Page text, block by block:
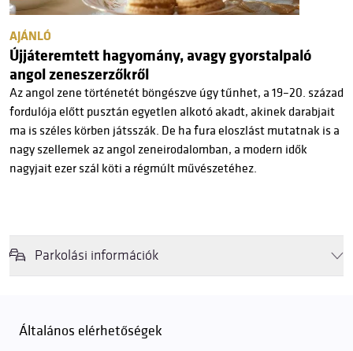
AJÁNLÓ
Újjáteremtett hagyomány, avagy gyorstalpaló
angol zeneszerzőkről
Az angol zene történetét böngészve úgy tűnhet, a 19–20. század
fordulója előtt pusztán egyetlen alkotó akadt, akinek darabjait
ma is széles körben játsszák. De ha fura eloszlást mutatnak is a
nagy szellemek az angol zeneirodalomban, a modern idők
nagyjait ezer szál köti a régmúlt művészetéhez.
Parkolási információk
érkezéskor megnövekedett várakozási idővel érdemes kalkulálni. Ezt
azt javasoljuk kedves közönségünknek, induljanak
Általános elérhetőségek